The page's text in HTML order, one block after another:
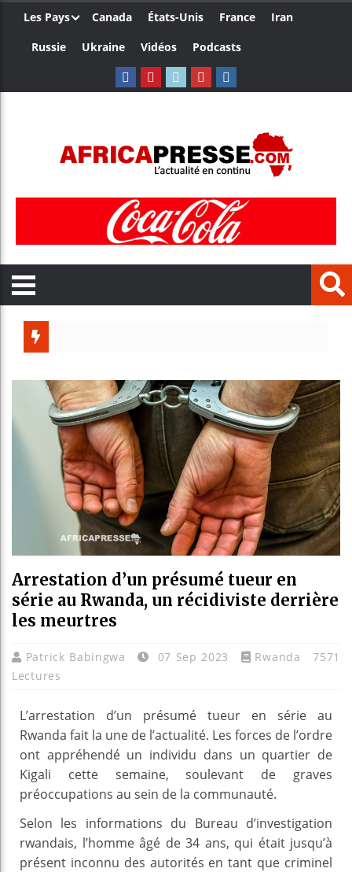
Les Pays Canada États-Unis France
Iran
Russie
Ukraine Vidéos Podcasts
Bénin
Arrestation d’un présumé tueur en
série au Rwanda, un récidiviste derrière
les meurtres
Patrick Babingwa 07 Sep 2023 Rwanda
7571
Lectures
L’arrestation d’un présumé tueur en série au
Rwanda fait la une de l’actualité. Les forces de l’ordre
ont appréhendé un individu dans un quartier de
Kigali cette semaine, soulevant de graves
préoccupations au sein de la communauté.
Selon les informations du Bureau d’investigation
rwandais, l’homme âgé de 34 ans, qui était jusqu’à
présent inconnu des autorités en tant que criminel